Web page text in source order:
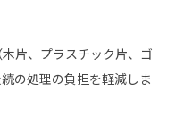
片、プラスチック片、ゴ
の処理の負担を軽減しま